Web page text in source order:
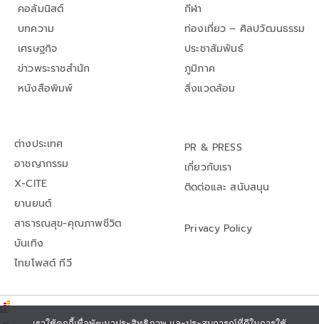
คอลัมนิสต์
บทความ
เศรษฐกิจ
ข่าวพระราชสำนัก
หนังสือพิมพ์
กีฬา
ท่องเที่ยว – ศิลปวัฒนธรรม
ประชาสัมพันธ์
ภูมิภาค
สิ่งแวดล้อม
ต่างประเทศ
อาชญากรรม
X-CITE
ยานยนต์
สาธารณสุข-คุณภาพชีวิต
บันเทิง
ไทยโพสต์ ทีวี
PR & PRESS
เกี่ยวกับเรา
ติดต่อและ สนับสนุน
Privacy Policy